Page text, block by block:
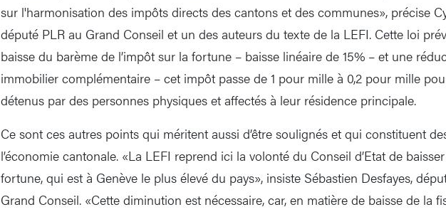
sur l'harmonisation des impôts directs des cantons et des communes», précise
député PLR au Grand Conseil et un des auteurs du texte de la LEFI. Cette loi
baisse du barème de l’impôt sur la fortune – baisse linéaire de 15% – et une
immobilier complémentaire – cet impôt passe de 1 pour mille à 0,2 pour mille
détenus par des personnes physiques et affectés à leur résidence principale.
Ce sont ces autres points qui méritent aussi d’être soulignés et qui constituent
l’économie cantonale. «La LEFI reprend ici la volonté du Conseil d’Etat de
fortune, qui est à Genève le plus élevé du pays», insiste Sébastien Desfayes,
Grand Conseil. «Cette diminution est nécessaire, car, en matière de baisse de la